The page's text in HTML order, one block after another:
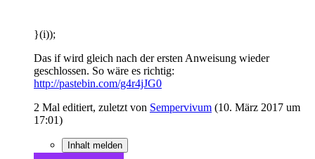
}(i));
Das if wird gleich nach der ersten Anweisung wieder
geschlossen. So wäre es richtig:
http://pastebin.com/g4r4jJG0
2 Mal editiert, zuletzt von Sempervivum (10. März 2017 um
17:01)
Inhalt melden